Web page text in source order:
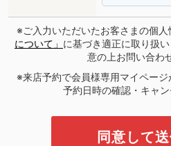
※ご入力いただいたお客さまの個人
について」 に基づき適正に取り扱
意の上お問い合わ
※来店予約で会員様専用マイペー
予約日時の確認・キャン